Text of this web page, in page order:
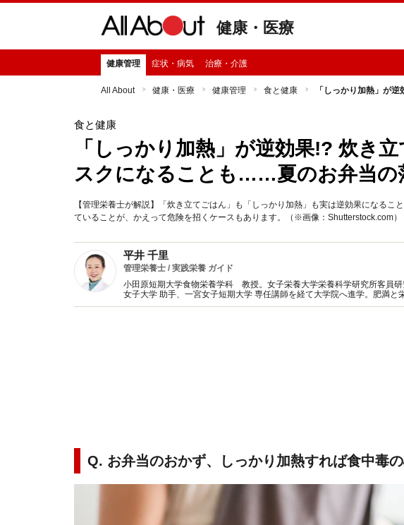
健康・医療
健康管理 症状・病気 治療・介護
All About 健康・医療 健康管理 食と健康 「しっかり加熱」が
食と健康
「しっかり加熱」が逆効果!? 炊き
スクになることも……夏のお弁当の
【管理栄養士が解説】「炊き立てごはん」も「しっかり加熱」も実は逆効果になるこ
ていることが、かえって危険を招くケースもあります。（※画像：Shutterstock.com）
平井 千里
管理栄養士 / 実践栄養 ガイド
小田原短期大学食物栄養学科 教授。女子栄養大学栄養科学研究所客員
女子大学 助手、一宮女子短期大学 専任講師を経て大学院へ進学。肥満
任者（栄養相談も実施）。現在は教壇に立つ傍ら、実践に即した栄養情
Q. お弁当のおかず、しっかり加熱すれば食中毒